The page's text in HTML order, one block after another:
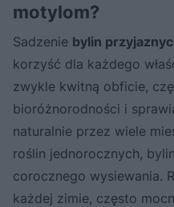
motylom?
Sadzenie bylin
korzyść dla każdego
zwykle kwitną obficie,
bioróżnorodności i
naturalnie przez wiele
roślin jednorocznych,
corocznego wysiewania.
każdej zimie, często